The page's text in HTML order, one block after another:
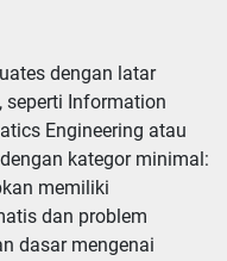
dengan latar
seperti Information
Engineering atau
kategor minimal:
memiliki
dan problem
dasar mengenai